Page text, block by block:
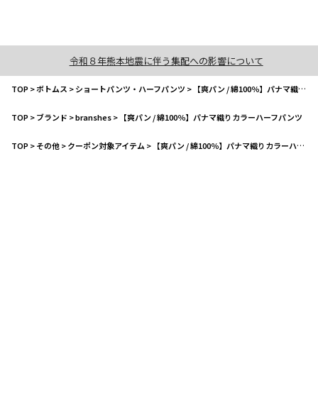
令和８年熊本地震に伴う集配への影響について
TOP>ボトムス >ショートパンツ・ハーフパンツ > 【爽パン / 綿100％】パナマ織りカラーハーフパンツ
TOP>ブランド >branshes> 【爽パン / 綿100％】パナマ織りカラーハーフパンツ
TOP>その他>クーポン対象アイテム > 【爽パン / 綿100％】パナマ織りカラーハーフパンツ